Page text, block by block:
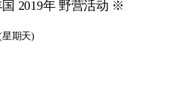
2019年 野营活动 ※
星期天)